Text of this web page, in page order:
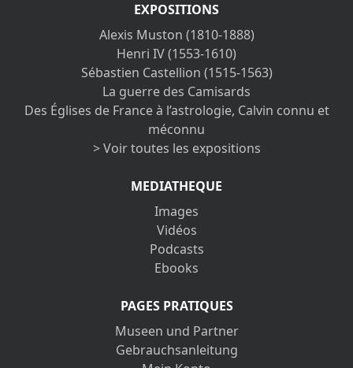
EXPOSITIONS
Alexis Muston (1810-1888)
Henri IV (1553-1610)
Sébastien Castellion (1515-1563)
La guerre des Camisards
Des Églises de France à l’astrologie, Calvin connu et
méconnu
> Voir toutes les expositions
MEDIATHEQUE
Images
Vidéos
Podcasts
Ebooks
PAGES PRATIQUES
Museen und Partner
Gebrauchsanleitung